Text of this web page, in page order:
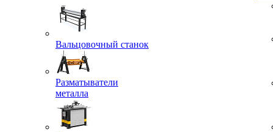
Вальцовочный станок
Разматыватели
металла